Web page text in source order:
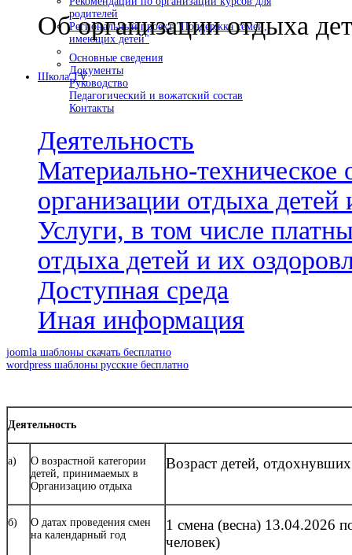
родителей
Региональный проект "Поддержка семей,
имеющих детей"
Школа TV
Об организации отдыха
Основные сведения
Документы
Руководство
Педагогический и вожатский состав
Контакты
Деятельность
Материально-техническое
организации отдыха детей
Услуги, в том числе
отдыха детей и их
Доступная среда
Иная информация
joomla шаблоны скачать бесплатно
wordpress шаблоны русские бесплатно
Деятельность
а)
О возрастной категории
детей, принимаемых в
Организацию отдыха
Возраст детей,
б)
О датах проведения смен
на календарный год
1 смена (весна) 13.04.2026
человек)